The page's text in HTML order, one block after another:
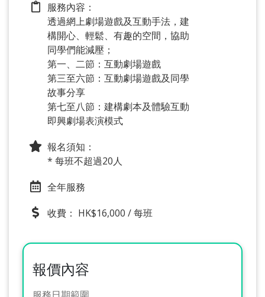
服務內容：
透過網上劇場遊戲及互動手法，建
構開心、輕鬆、有趣的空間，協助
同學們能減壓；
第一、二節：互動劇場遊戲
第三至六節：互動劇場遊戲及同學
故事分享
第七至八節：建構劇本及體驗互動
即興劇場表演模式
報名須知：
* 每班不超過20人
全年服務
收費： HK$16,000 / 每班
報價內容